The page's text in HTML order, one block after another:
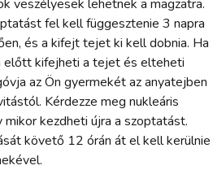
veszélyesek lehetnek a magzatra.
fel kell függesztenie 3 napra
és a kifejt tejet ki kell dobnia. Ha
előtt kifejheti a tejet és elteheti
az Ön gyermekét az anyatejben
Kérdezze meg nukleáris
mikor kezdheti újra a szoptatást.
követő 12 órán át el kell kerülnie